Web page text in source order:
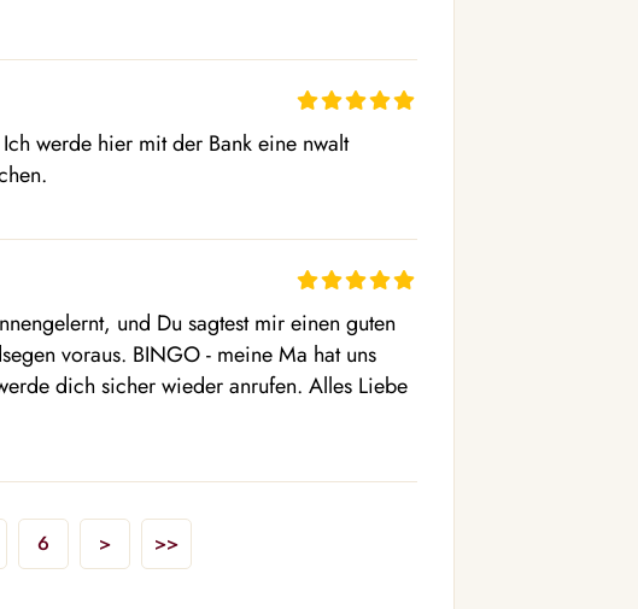
werde hier mit der Bank eine nwalt
und Du sagtest mir einen guten
voraus. BINGO - meine Ma hat uns
dich sicher wieder anrufen. Alles Liebe
6 > >>